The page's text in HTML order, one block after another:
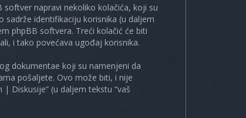
softver napravi nekoliko kolačića, koji su
sadrže identifikaciju korisnika (u daljem
phpBB softvera. Treći kolačić će biti
i tako povećava ugođaj korisnika.
dokumentae koji su namenjeni da
pošaljete. Ovo može biti, i nije
Diskusije” (u daljem tekstu “vaš